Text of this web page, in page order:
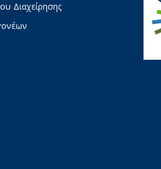
Διαχείρησης